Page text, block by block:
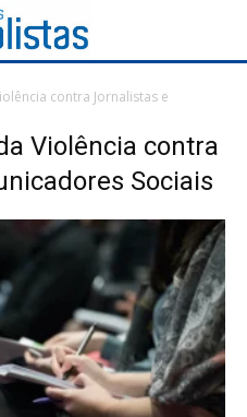
contra Jornalistas e
Violência contra
Sociais